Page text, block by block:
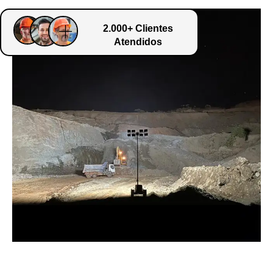
2.000+ Clientes
Atendidos